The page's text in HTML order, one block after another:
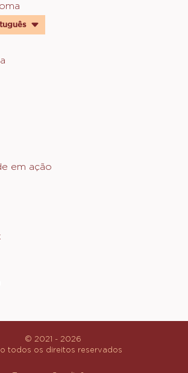
em ação
new
window.© 2021 - 2026
todos os direitos reservados